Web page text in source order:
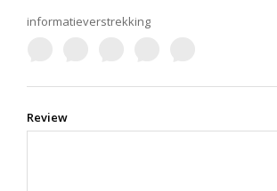
informatieverstrekking
Review